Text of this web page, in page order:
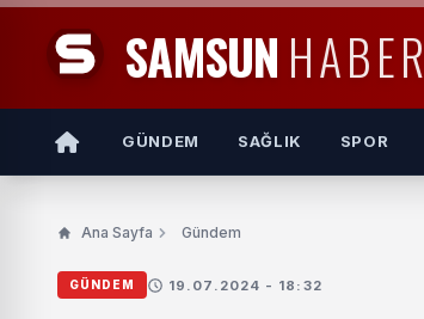
SAMSUN HABER
GÜNDEM SAĞLIK SPOR
Ana Sayfa Gündem
GÜNDEM 19.07.2024 - 18:32